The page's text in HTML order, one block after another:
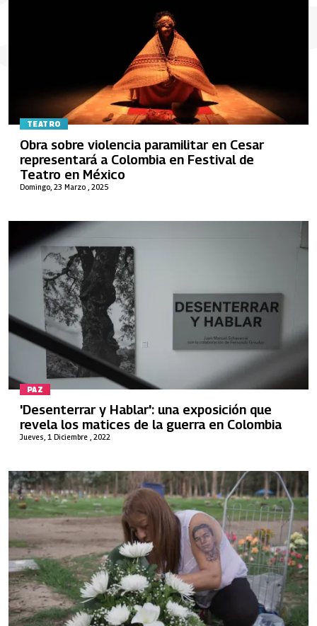
TEATRO
Domingo, 23 Marzo , 2025
Obra sobre violencia paramilitar en Cesar
representará a Colombia en Festival de
Teatro en México
PAZ
Jueves, 1 Diciembre , 2022
'Desenterrar y Hablar': una exposición que
revela los matices de la guerra en Colombia